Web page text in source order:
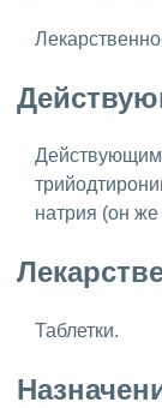
натрия (он же
Таблетки.